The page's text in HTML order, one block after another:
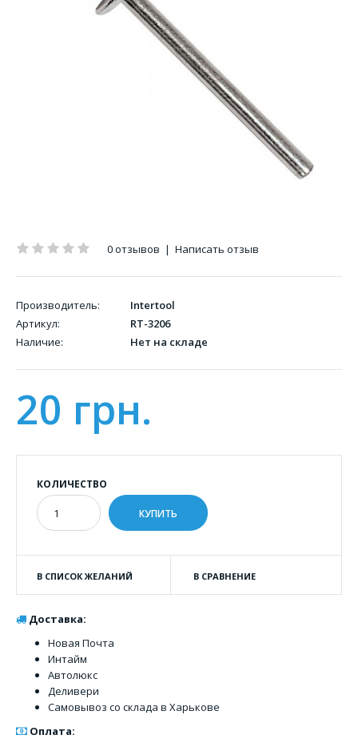
0 отзывов | Написать отзыв
Производитель:
Intertool
Артикул:
RT-3206
Наличие:
Нет на складе
20 грн.
КОЛИЧЕСТВО
В СПИСОК ЖЕЛАНИЙ В СРАВНЕНИЕ
Доставка:
Новая Почта
Интайм
Автолюкс
Деливери
Самовывоз со склада в Харькове
Оплата: